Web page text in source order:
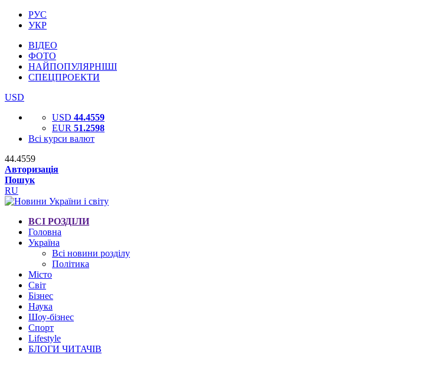
РУС
УКР
ВІДЕО
ФОТО
НАЙПОПУЛЯРНІШІ
СПЕЦПРОЕКТИ
USD
USD 44.4559
EUR 51.2598
Всі курси валют
44.4559
Авторизація
Пошук
RU
ВСІ РОЗДІЛИ
Головна
Україна
Всі новини розділу
Політика
Місто
Світ
Бізнес
Наука
Шоу-бізнес
Спорт
Lifestyle
БЛОГИ ЧИТАЧІВ